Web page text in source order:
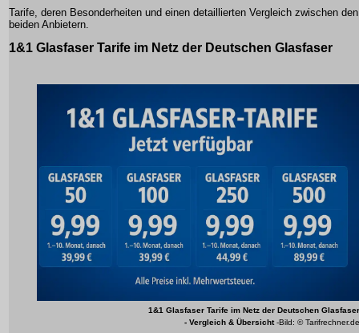
Tarife, deren Besonderheiten und einen detaillierten Vergleich zwischen den
beiden Anbietern.
1&1 Glasfaser Tarife im Netz der Deutschen Glasfaser
1&1 Glasfaser Tarife im Netz der Deutschen Glasfaser
- Vergleich & Übersicht-Bild: © Tarifrechner.de